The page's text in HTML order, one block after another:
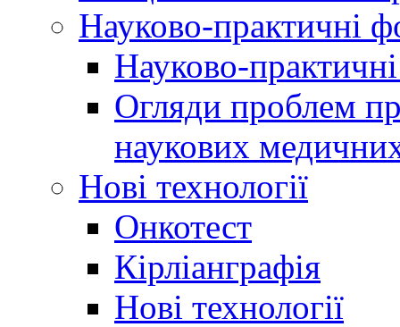
Науково-практичні
Науково-
Огляди проблем
наукових
Нові технології
Онкотест
Кірліанграфія
Нові технології